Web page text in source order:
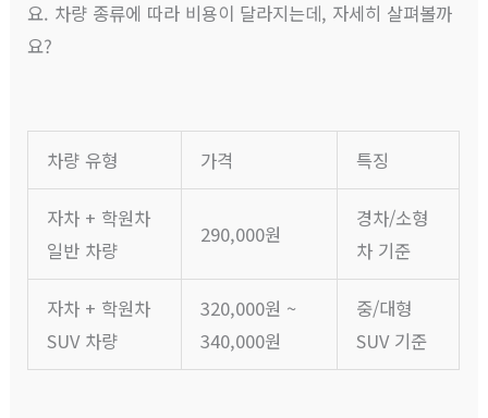
요. 차량 종류에 따라 비용이 달라지는데, 자세히 살펴볼까
요?
차량 유형 가격 특징
자차 + 학원차
일반 차량
290,000원
경차/소형
차 기준
자차 + 학원차
SUV 차량
320,000원 ~
340,000원
중/대형
SUV 기준